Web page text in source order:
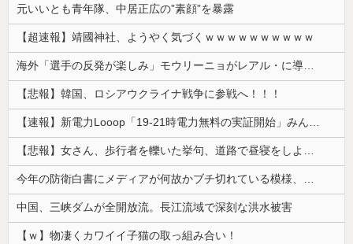
元いいとも青年隊、中居正広の”素顔”を暴露
【超速報】靖國神社、ようやく気づくｗｗｗｗｗｗｗｗｗｗ
海外「選手の反発が楽しみ」モウリーニョがレアル・に導入した新ルール（海外の反応）
【悲報】韓国、ロシアウクライナ戦争に参戦へ！！！
【速報】新電力Looop「19-21時電力無料の実証開始」みんなこれにするじゃん、電力会社の勢力図が変わるか
【悲報】女さん、歩行者を轢いた挙句、道路で昼寝をしようとしてしまう
今年の防衛白書にメディアが何故かブチ切れている模様、躍起になって批判するも逆に有権者からは……
中国、三峡ダムが全開放流。長江流域で深刻な洪水被害
【ｗ】物凄くカワイイ子猫の取っ組み合い！